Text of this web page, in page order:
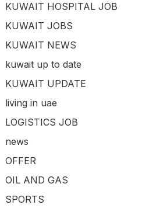
KUWAIT HOSPITAL JOB
KUWAIT JOBS
KUWAIT NEWS
kuwait up to date
KUWAIT UPDATE
living in uae
LOGISTICS JOB
news
OFFER
OIL AND GAS
SPORTS